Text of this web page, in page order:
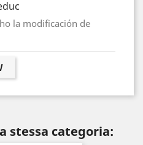
la modificación de
stessa categoria: